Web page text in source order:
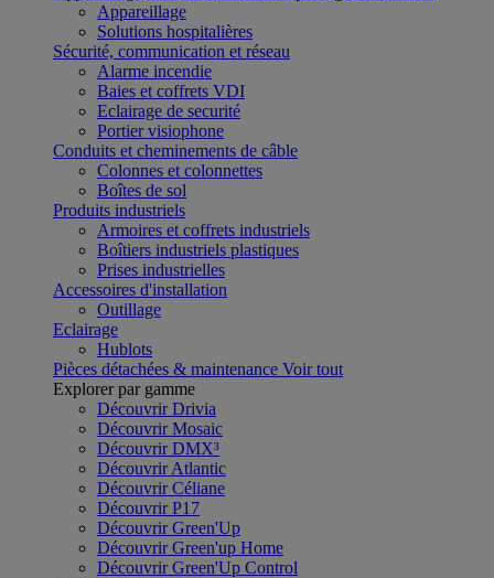
Appareillage
Solutions hospitalières
Sécurité, communication et réseau
Alarme incendie
Baies et coffrets VDI
Eclairage de securité
Portier visiophone
Conduits et cheminements de câble
Colonnes et colonnettes
Boîtes de sol
Produits industriels
Armoires et coffrets industriels
Boîtiers industriels plastiques
Prises industrielles
Accessoires d'installation
Outillage
Eclairage
Hublots
Pièces détachées & maintenance Voir tout
Explorer par gamme
Découvrir Drivia
Découvrir Mosaic
Découvrir DMX³
Découvrir Atlantic
Découvrir Céliane
Découvrir P17
Découvrir Green'Up
Découvrir Green'up Home
Découvrir Green'Up Control